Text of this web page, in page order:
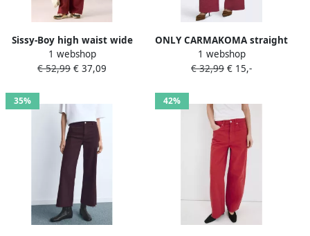
Sissy-Boy high waist wide
leg jeans rood
1 webshop
€ 52,99 € 37,09
ONLY CARMAKOMA straight
leg broek Plus Size rood
1 webshop
€ 32,99 € 15,-
35% 42%